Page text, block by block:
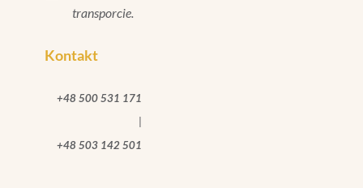
transporcie.
Kontakt
+48 500 531 171
+48 503 142 501